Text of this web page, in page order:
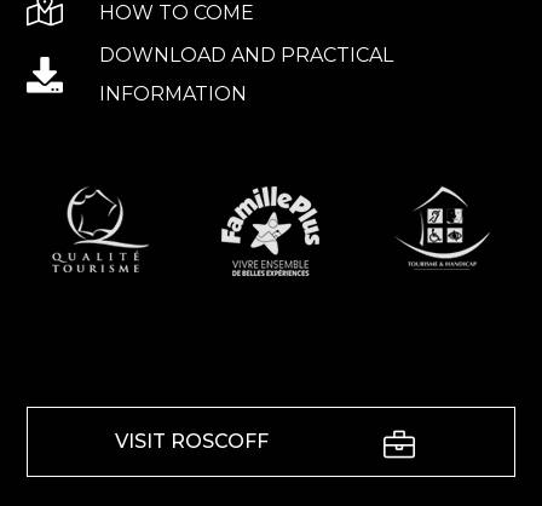
HOW TO COME
DOWNLOAD AND PRACTICAL
INFORMATION
VISIT ROSCOFF